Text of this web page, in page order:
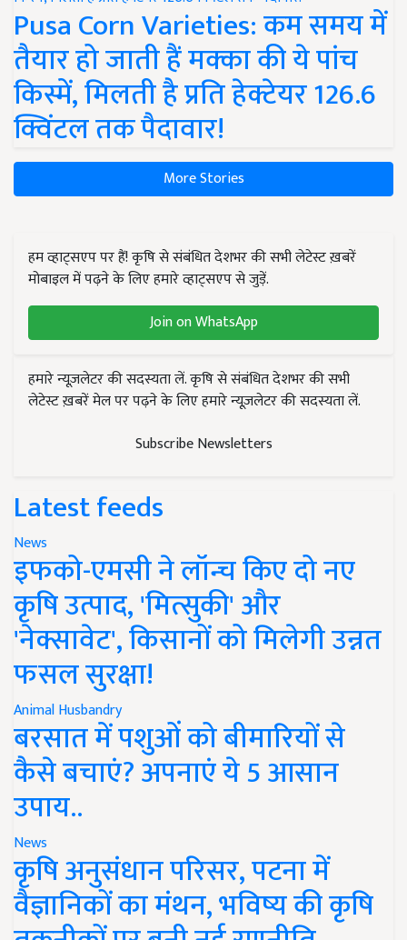
Pusa Corn Varieties: कम समय में
तैयार हो जाती हैं मक्का की ये पांच
किस्में, मिलती है प्रति हेक्टेयर 126.6
क्विंटल तक पैदावार!
More Stories
हम व्हाट्सएप पर हैं! कृषि से संबंधित देशभर की सभी लेटेस्ट ख़बरें
मोबाइल में पढ़ने के लिए हमारे व्हाट्सएप से जुड़ें.
Join on WhatsApp
हमारे न्यूज़लेटर की सदस्यता लें. कृषि से संबंधित देशभर की सभी
लेटेस्ट ख़बरें मेल पर पढ़ने के लिए हमारे न्यूज़लेटर की सदस्यता लें.
Subscribe Newsletters
Latest feeds
News
इफको-एमसी ने लॉन्च किए दो नए
कृषि उत्पाद, 'मित्सुकी' और
'नेक्सावेट', किसानों को मिलेगी उन्नत
फसल सुरक्षा!
Animal Husbandry
बरसात में पशुओं को बीमारियों से
कैसे बचाएं? अपनाएं ये 5 आसान
उपाय..
News
कृषि अनुसंधान परिसर, पटना में
वैज्ञानिकों का मंथन, भविष्य की कृषि